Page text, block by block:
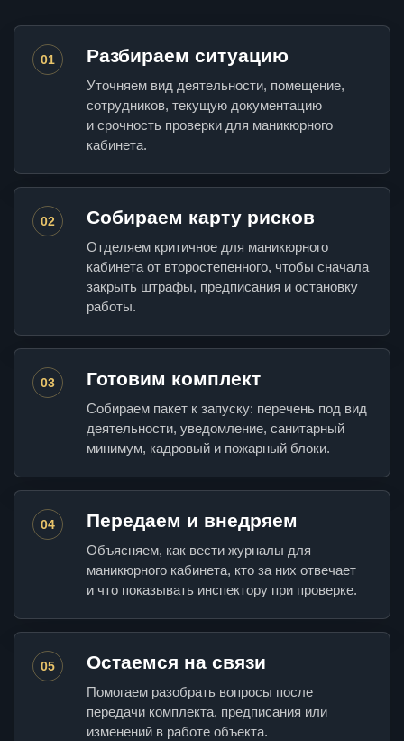
01 Разбираем ситуацию
Уточняем вид деятельности, помещение,
сотрудников, текущую документацию
и срочность проверки для маникюрного
кабинета.
02 Собираем карту рисков
Отделяем критичное для маникюрного
кабинета от второстепенного, чтобы сначала
закрыть штрафы, предписания и остановку
работы.
03 Готовим комплект
Собираем пакет к запуску: перечень под вид
деятельности, уведомление, санитарный
минимум, кадровый и пожарный блоки.
04 Передаем и внедряем
Объясняем, как вести журналы для
маникюрного кабинета, кто за них отвечает
и что показывать инспектору при проверке.
05 Остаемся на связи
Помогаем разобрать вопросы после
передачи комплекта, предписания или
изменений в работе объекта.